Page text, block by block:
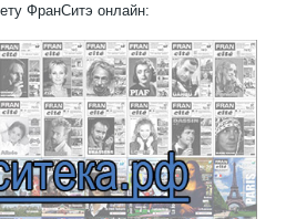
ФранСитэ онлайн: